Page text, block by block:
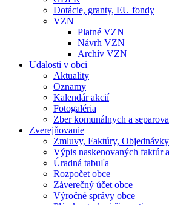
Dotácie, granty, EU fondy
VZN
Platné VZN
Návrh VZN
Archív VZN
Udalosti v obci
Aktuality
Oznamy
Kalendár akcií
Fotogaléria
Zber komunálnych a
Zverejňovanie
Zmluvy, Faktúry, Objednávky
Výpis naskenovaných faktúr
Úradná tabuľa
Rozpočet obce
Záverečný účet obce
Výročné správy obce